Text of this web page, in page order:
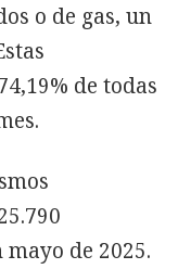
o de gas, un
de todas
de 2025.